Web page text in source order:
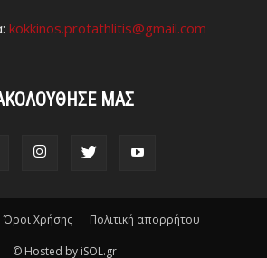
kokkinos.protathlitis@gmail.com
ΜΑΣ
Όροι Χρήσης Πολιτική απορρήτου
© Hosted by iSOL.gr